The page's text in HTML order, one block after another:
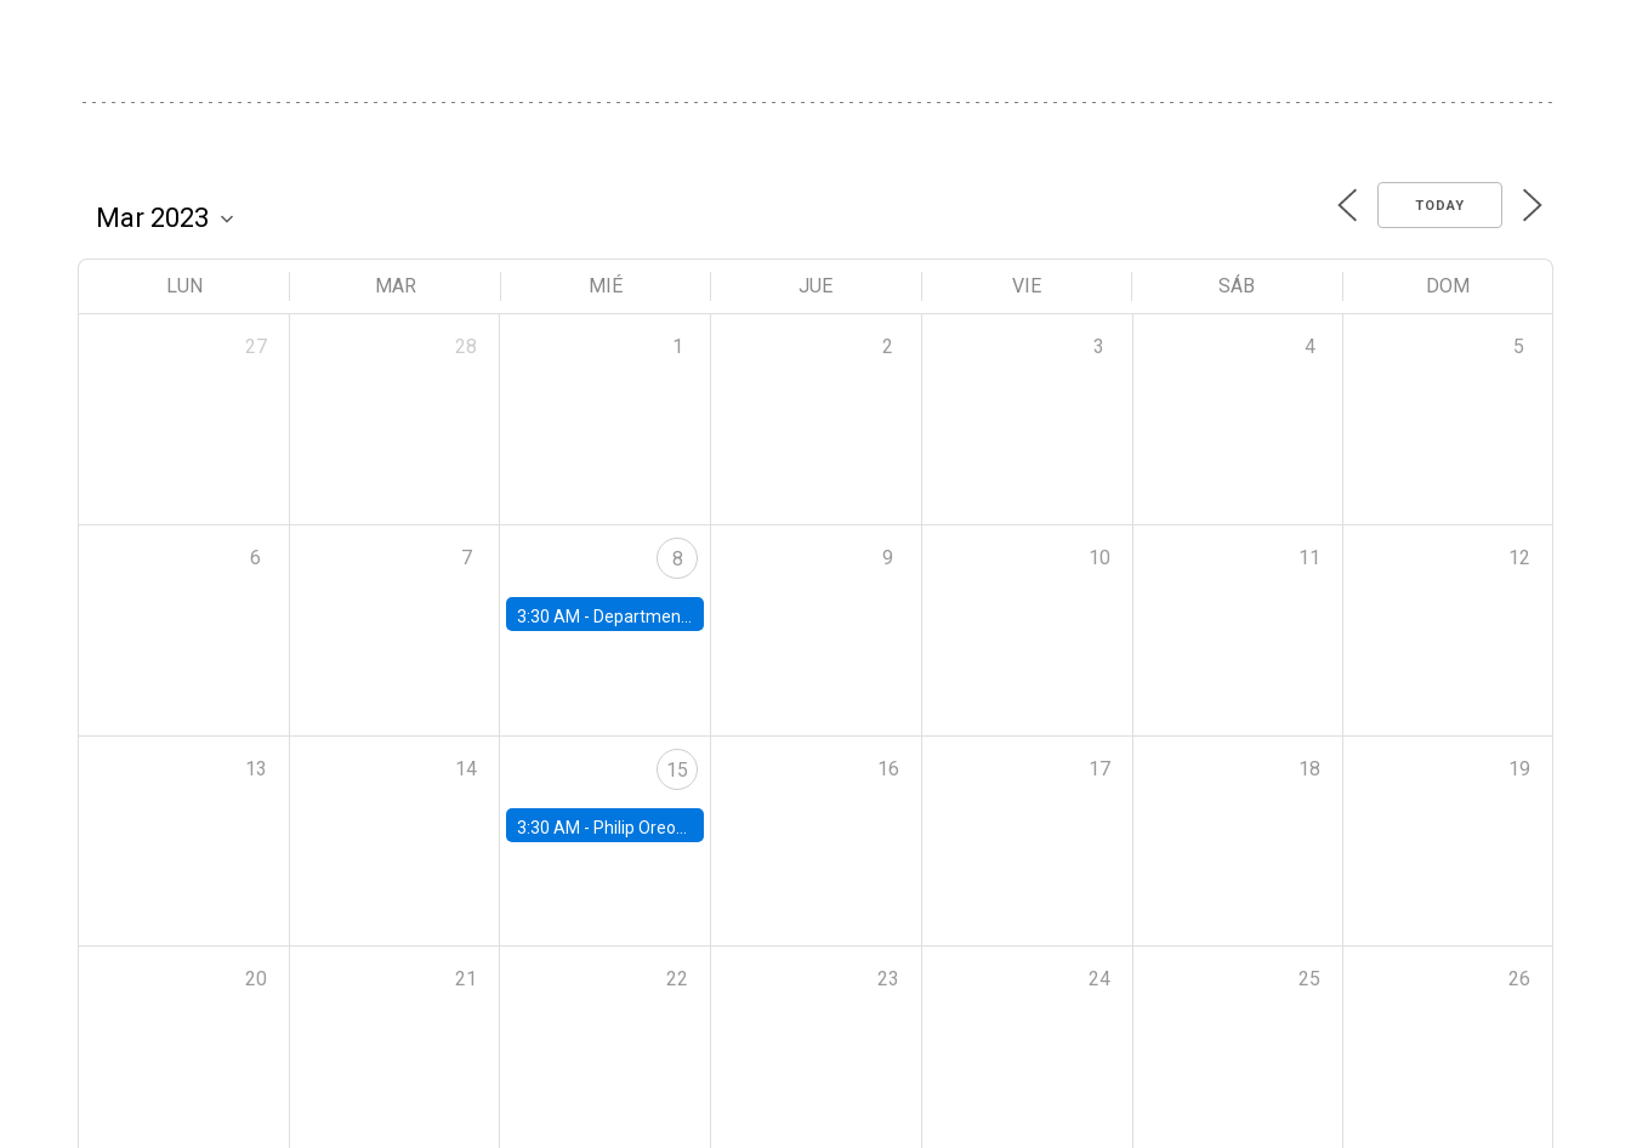
TODAY
LUN MAR MIÉ JUE VIE SÁB DOM
27 28 1 2 3 4 5
6 7 8
3:30 AM - Department Seminar: James Robinson
9 10 11 12
13 14 15
3:30 AM - Philip Oreopolous, University of Toronto
16 17 18 19
20 21 22 23 24 25 26